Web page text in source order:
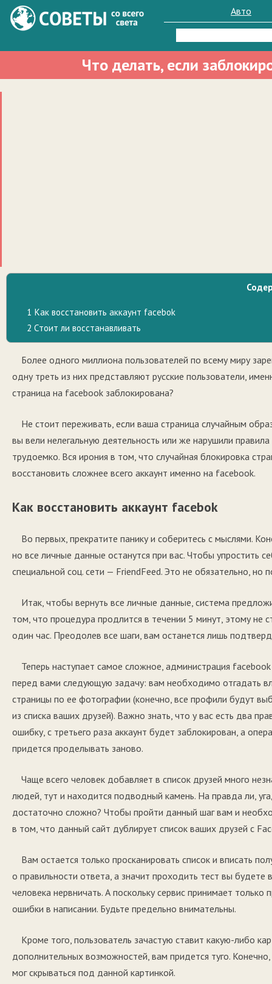
Авто
Найти:
Что делать, если
1 Как восстановить аккаунт facebok
2 Стоит ли восстанавливать
Более одного миллиона пользователей по всему миру
одну треть из них представляют русские пользователи,
страница на facebook заблокирована?
Не стоит переживать, если ваша страница случайным
вы вели нелегальную деятельность или же нарушили
трудоемко. Вся ирония в том, что случайная блокировка
восстановить сложнее всего аккаунт именно на facebook.
Как восстановить аккаунт facebok
Во первых, прекратите панику и соберитесь с мыслями.
но все личные данные останутся при вас. Чтобы упростить
специальной соц. сети — FriendFeed. Это не обязательно, но
Итак, чтобы вернуть все личные данные, система
том, что процедура продлится в течении 5 минут, этому не
один час. Преодолев все шаги, вам останется лишь
Теперь наступает самое сложное, администрация
перед вами следующую задачу: вам необходимо отгадать
страницы по ее фотографии (конечно, все профили будут
из списка ваших друзей). Важно знать, что у вас есть два
ошибку, с третьего раза аккаунт будет заблокирован, а
придется проделывать заново.
Чаще всего человек добавляет в список друзей много
людей, тут и находится подводный камень. На правда ли,
достаточно сложно? Чтобы пройти данный шаг вам и
в том, что данный сайт дублирует список ваших друзей с
Вам остается только просканировать список и вписать
о правильности ответа, а значит проходить тест вы будете
человека нервничать. А поскольку сервис принимает
ошибки в написании. Будьте предельно внимательны.
Кроме того, пользователь зачастую ставит какую-либо
дополнительных возможностей, вам придется туго.
мог скрываться под данной картинкой.